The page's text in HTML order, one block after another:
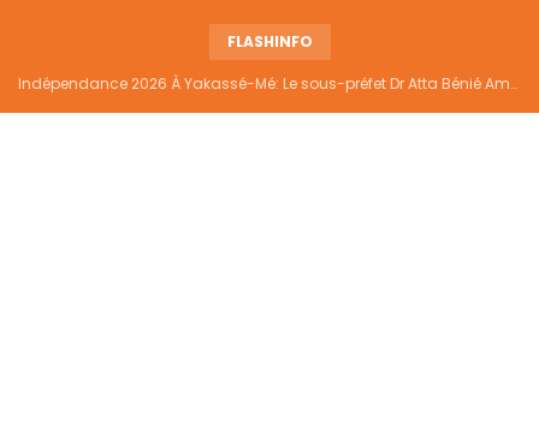
FLASHINFO
Indépendance 2026 À Yakassé-Mé: Le sous-préfet Dr Atta Bénié Amédé appelle à l’unité, à la sécurité et au développement